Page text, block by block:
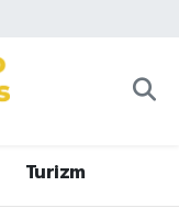
Turizm